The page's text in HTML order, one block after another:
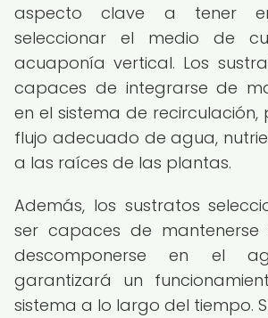
aspecto clave a tener
seleccionar el medio de
acuaponía vertical. Los
capaces de integrarse de
en el sistema de recirculación,
flujo adecuado de agua,
a las raíces de las plantas.
Además, los sustratos
ser capaces de
descomponerse en el
garantizará un
sistema a lo largo del tiempo.